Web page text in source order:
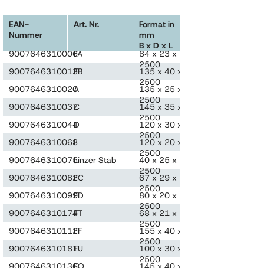
EAN-
Nummer
Art. Nr.
Format in
mm
B x D x L
9007646310006FA
84 x 23 x
2500
9007646310013FB
135 x 40 x
2500
9007646310020
A
135 x 25 x
2500
9007646310037C
145 x 35 x
2500
9007646310044
D
120 x 30 x
2500
9007646310068
L
120 x 20 x
2500
9007646310075Linzer Stab
40 x 25 x
2500
9007646310082FC
67 x 29 x
2500
9007646310099FD
80 x 20 x
2500
9007646310174FT
68 x 21 x
2500
9007646310112FF
155 x 40 x
2500
9007646310181FU
100 x 30 x
2500